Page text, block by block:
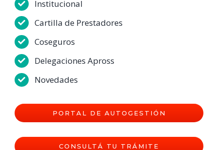
Institucional
Cartilla de Prestadores
Coseguros
Delegaciones Apross
Novedades
PORTAL DE AUTOGESTIÓN
CONSULTÁ TU TRÁMITE